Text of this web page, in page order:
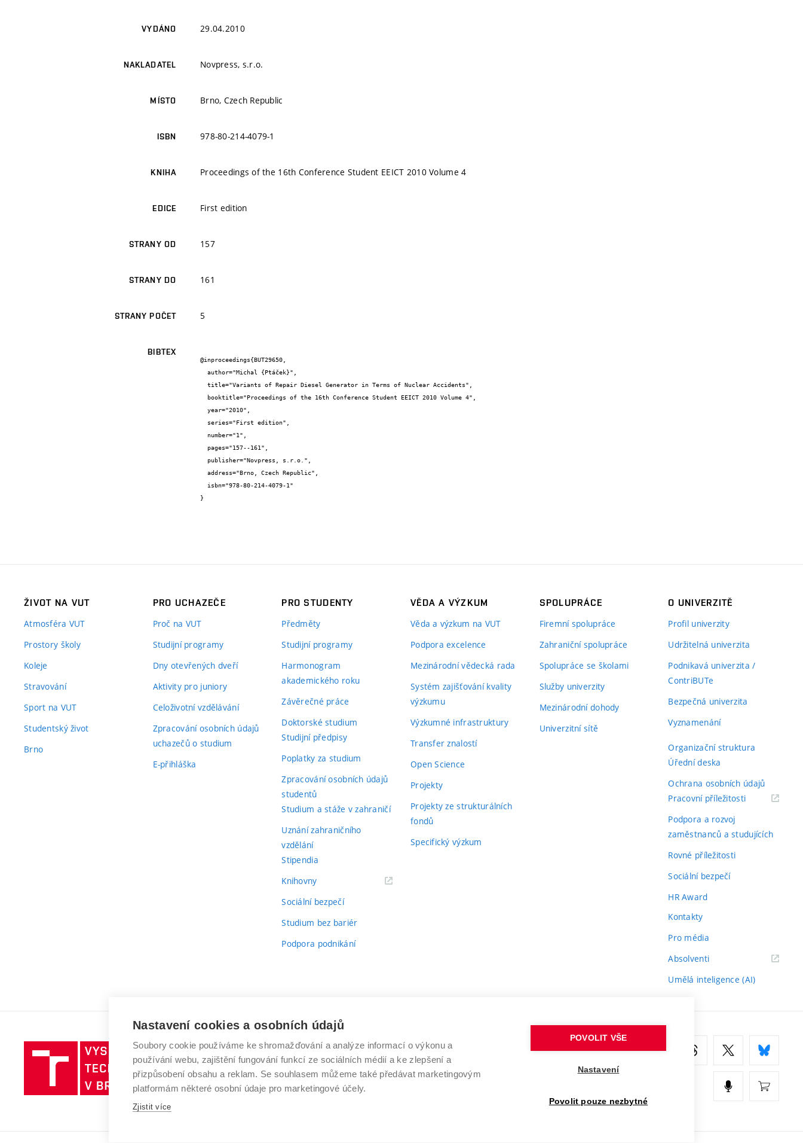
VYDÁNO 29.04.2010
NAKLADATEL Novpress, s.r.o.
MÍSTO Brno, Czech Republic
ISBN 978-80-214-4079-1
KNIHA Proceedings of the 16th Conference Student EEICT 2010 Volume 4
EDICE First edition
STRANY OD 157
STRANY DO 161
STRANY POČET 5
BIBTEX
@inproceedings{BUT29650,
}
ŽIVOT NA VUT
Atmosféra VUT
Prostory školy
Koleje
Stravování
Sport na VUT
Studentský život
Brno
PRO UCHAZEČE
Proč na VUT
Studijní programy
Dny otevřených dveří
Aktivity pro juniory
Celoživotní vzdělávání
Zpracování osobních údajů
uchazečů o studium
E-přihláška
PRO STUDENTY
Předměty
Studijní programy
Harmonogram
akademického roku
Závěrečné práce
Doktorské studium
Studijní předpisy
Poplatky za studium
Zpracování osobních údajů
studentů
Studium a stáže v zahraničí
Uznání zahraničního
vzdělání
Stipendia
Knihovny(externí
Sociální bezpečí
Studium bez bariér
Podpora podnikání
VĚDA A VÝZKUM
Věda a výzkum na VUT
Podpora excelence
Mezinárodní vědecká rada
Systém zajišťování kvality
výzkumu
Výzkumné infrastruktury
Transfer znalostí
Open Science
Projekty
Projekty ze strukturálních
fondů
Specifický výzkum
SPOLUPRÁCE
Firemní spolupráce
Zahraniční spolupráce
Spolupráce se školami
Služby univerzity
Mezinárodní dohody
Univerzitní sítě
O UNIVERZITĚ
Profil univerzity
Udržitelná univerzita
Podnikavá univerzita /
ContriBUTe
Bezpečná univerzita
Vyznamenání
Organizační struktura
Úřední deska
Ochrana osobních údajů
Pracovní příležitosti(externí
Podpora a rozvoj
zaměstnanců a studujících
Rovné příležitosti
Sociální bezpečí
HR Award
Kontakty
Pro média
Absolventi(externí
Umělá inteligence (AI)
Vysoké
učení
technické
v
VYSOKÉ UČENÍ TECHNICKÉ V BRNĚ
Antonínská 548/1
602 00 Brno
www.vut.cz
Nastavení cookies a osobních údajů
Soubory cookie používáme ke shromažďování a analýze informací o výkonu a
používání webu, zajištění fungování funkcí ze sociálních médií a ke zlepšení a
přizpůsobení obsahu a reklam. Se souhlasem můžeme také předávat marketingovým
platformám některé osobní údaje pro marketingové účely.
Zjistit více
POVOLIT VŠE
Nastavení
Povolit pouze nezbytné